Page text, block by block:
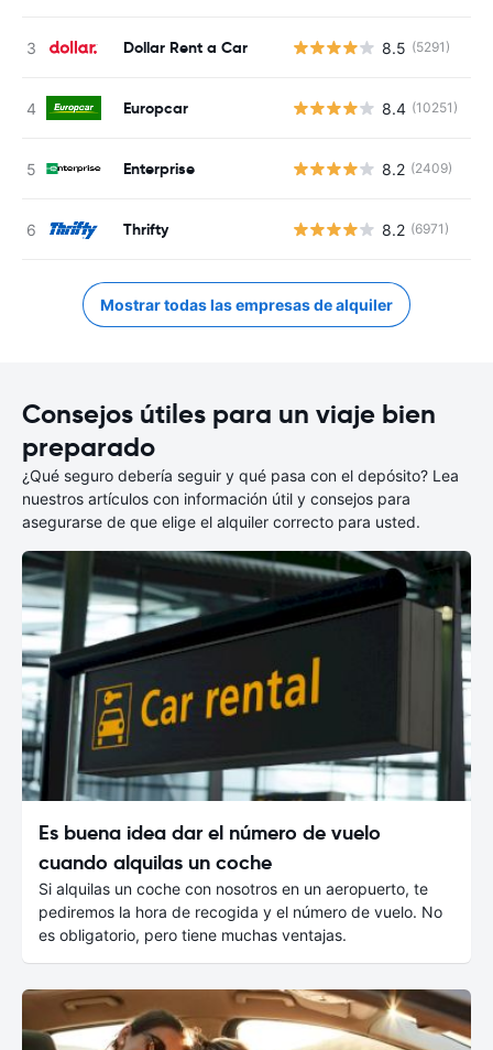
Dollar Rent a Car 8.5 (5291)
Europcar 8.4 (10251)
Enterprise 8.2 (2409)
Thrifty 8.2 (6971)
Mostrar todas las empresas de alquiler
Consejos útiles para un viaje bien
preparado
¿Qué seguro debería seguir y qué pasa con el depósito? Lea
nuestros artículos con información útil y consejos para
asegurarse de que elige el alquiler correcto para usted.
Es buena idea dar el número de vuelo
cuando alquilas un coche
Si alquilas un coche con nosotros en un aeropuerto, te
pediremos la hora de recogida y el número de vuelo. No
es obligatorio, pero tiene muchas ventajas.